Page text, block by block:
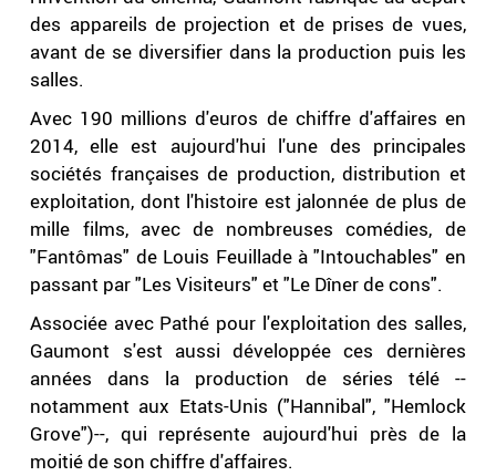
des appareils de projection et de prises de vues,
avant de se diversifier dans la production puis les
salles.
Avec 190 millions d'euros de chiffre d'affaires en
2014, elle est aujourd'hui l'une des principales
sociétés françaises de production, distribution et
exploitation, dont l'histoire est jalonnée de plus de
mille films, avec de nombreuses comédies, de
"Fantômas" de Louis Feuillade à "Intouchables" en
passant par "Les Visiteurs" et "Le Dîner de cons".
Associée avec Pathé pour l'exploitation des salles,
Gaumont s'est aussi développée ces dernières
années dans la production de séries télé --
notamment aux Etats-Unis ("Hannibal", "Hemlock
Grove")--, qui représente aujourd'hui près de la
moitié de son chiffre d'affaires.